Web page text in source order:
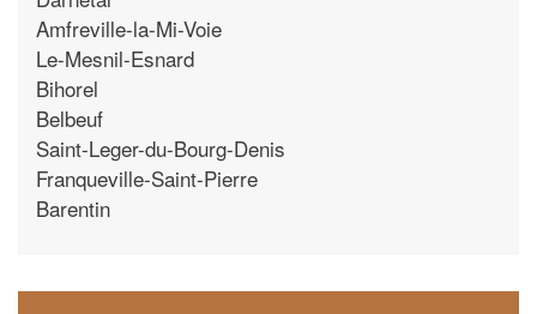
Amfreville-la-Mi-Voie
Le-Mesnil-Esnard
Bihorel
Belbeuf
Saint-Leger-du-Bourg-Denis
Franqueville-Saint-Pierre
Barentin